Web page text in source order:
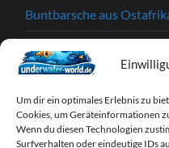
Um dir ein optimales Erlebnis zu
Cookies, um Geräteinformationen
Wenn du diesen Technologien
Surfverhalten oder eindeutige IDs
Buntbarsche aus
Einkaufstipps
Krankheiten und